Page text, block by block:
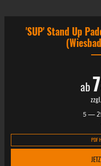
'SUP' Stand Up
ab
5 —
PDF